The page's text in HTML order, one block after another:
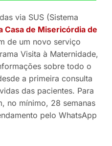
via SUS (Sistema
Casa de Misericórdia de
de um novo serviço
Visita à Maternidade,
sobre todo o
a primeira consulta
das pacientes. Para
no mínimo, 28 semanas
pelo WhatsApp